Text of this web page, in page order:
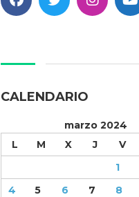
CALENDARIO
marzo 2024
L
M X J V
1
4
5 6 7 8